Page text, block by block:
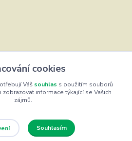
cookies
Váš souhlas s použitím souborů
informace týkající se Vašich
zájmů.
Souhlasím